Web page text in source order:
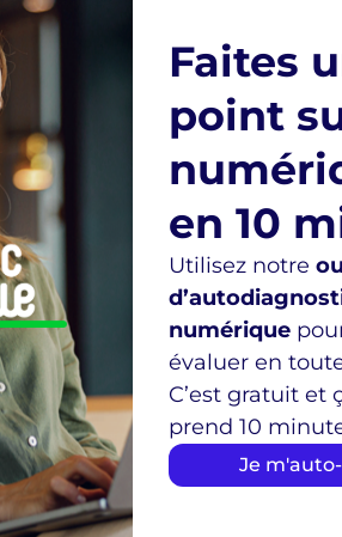
messages.
bases pour structurer une
atelier et de vos valeurs.
utiliser l’IA comme un
entreprise pour votre
mon identité visuelle avec
Cliquez ici pour vous inscrire
Faites
point
en 10
Utilisez notre
numérique
évaluer en
C’est gratuit et
prend 10
Je